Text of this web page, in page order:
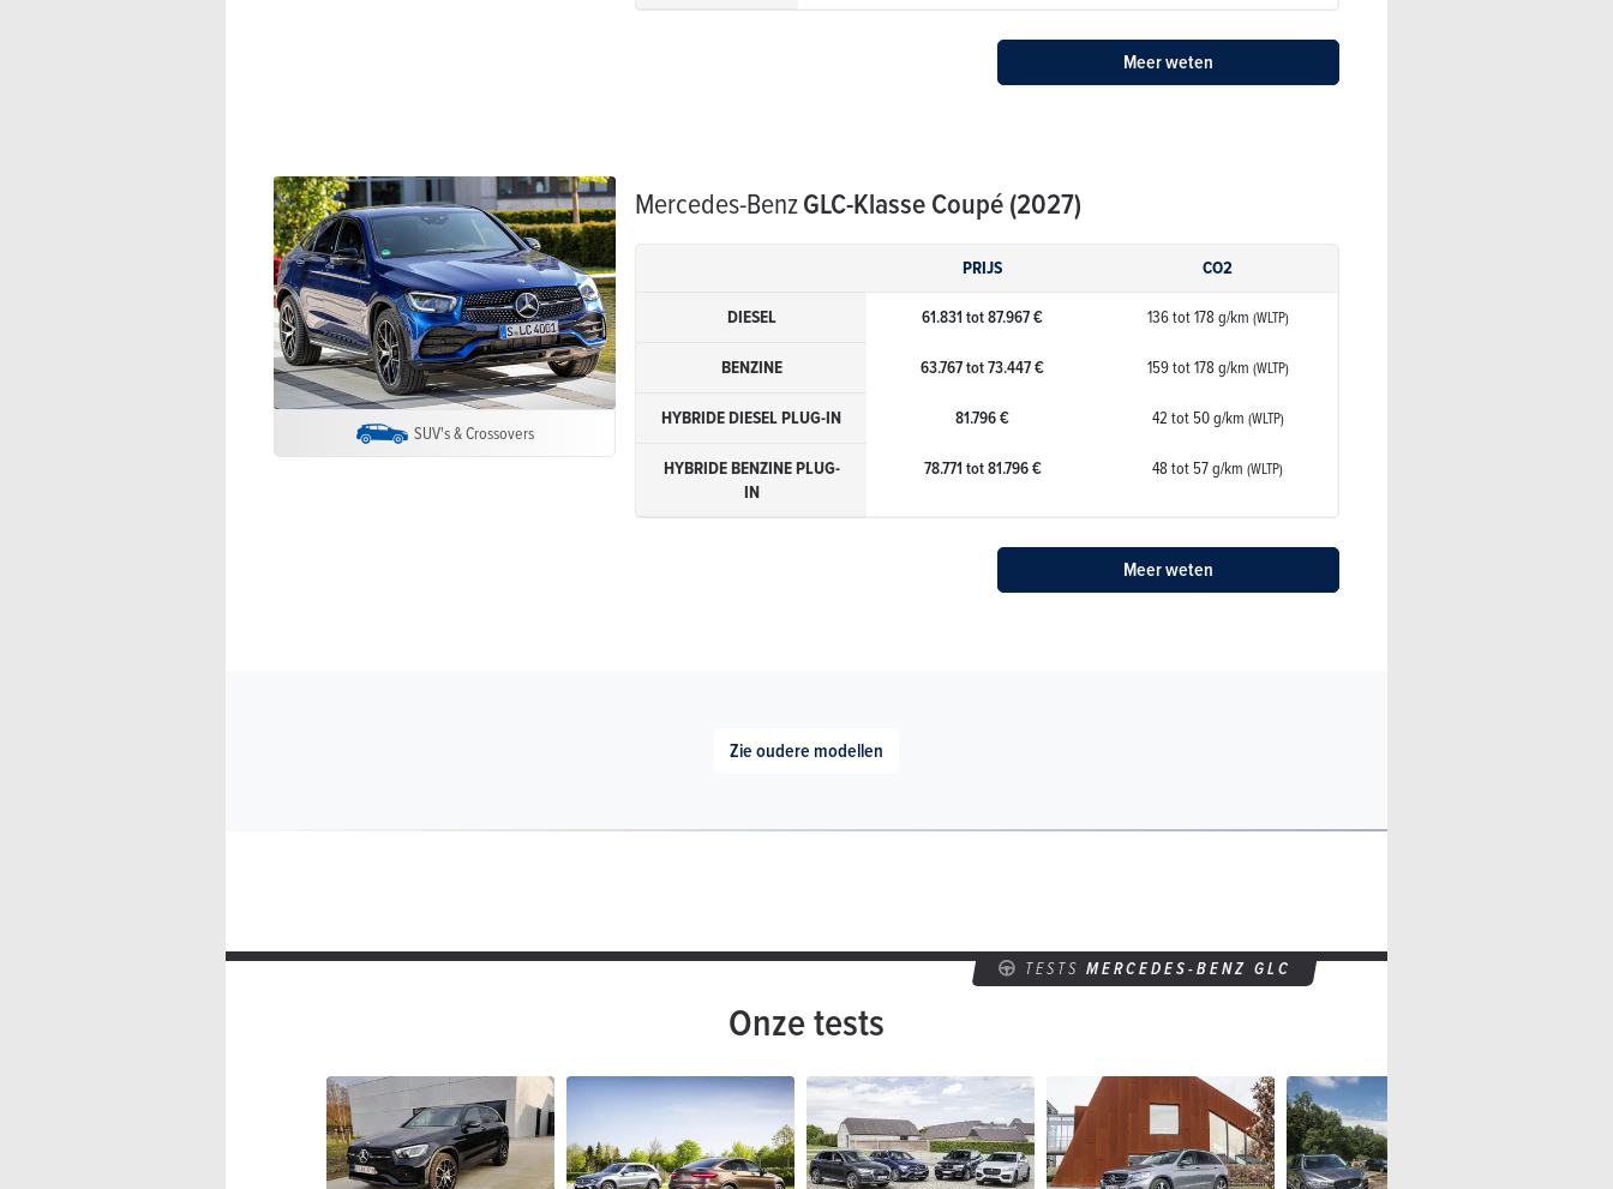
Meer weten
SUV's & Crossovers
Mercedes-BenzGLC-Klasse Coupé (2027)
PRIJS
CO2
DIESEL
61.831 tot 87.967 € 136 tot 178 g/km (WLTP)
BENZINE 63.767 tot 73.447 € 159 tot 178 g/km (WLTP)
HYBRIDE DIESEL PLUG-IN 81.796 € 42 tot 50 g/km (WLTP)
HYBRIDE BENZINE PLUG-
IN
78.771 tot 81.796 € 48 tot 57 g/km(WLTP)
Meer weten
Zie oudere modellen
TESTS MERCEDES-BENZ GLC
Onze tests